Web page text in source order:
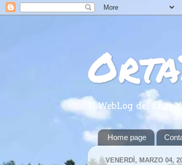
Il WebLog del
Home page
VENERDÌ, MARZO 04,